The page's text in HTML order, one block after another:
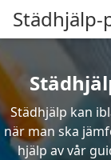
Städhjälp-
Städhjälp kan
när man ska
hjälp av vår